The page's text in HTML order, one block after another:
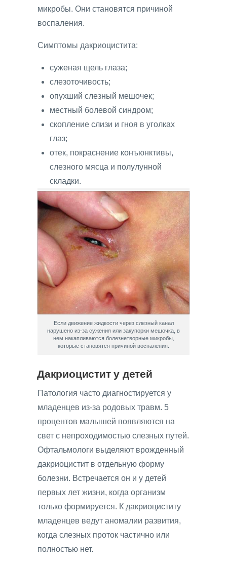
микробы. Они становятся причиной
воспаления.
Симптомы дакриоцистита:
суженая щель глаза;
слезоточивость;
опухший слезный мешочек;
местный болевой синдром;
скопление слизи и гноя в уголках
глаз;
отек, покраснение конъюнктивы,
слезного мясца и полулунной
складки.
Если движение жидкости через слезный канал
нарушено из-за сужения или закупорки мешочка, в
нем накапливаются болезнетворные микробы,
которые становятся причиной воспаления.
Дакриоцистит у детей
Патология часто диагностируется у
младенцев из-за родовых травм. 5
процентов малышей появляются на
свет с непроходимостью слезных путей.
Офтальмологи выделяют врожденный
дакриоцистит в отдельную форму
болезни. Встречается он и у детей
первых лет жизни, когда организм
только формируется. К дакриоциститу
младенцев ведут аномалии развития,
когда слезных проток частично или
полностью нет.